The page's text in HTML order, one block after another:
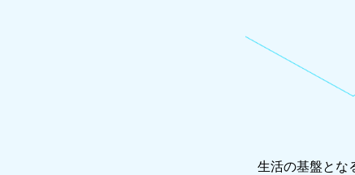
生活の基盤とな